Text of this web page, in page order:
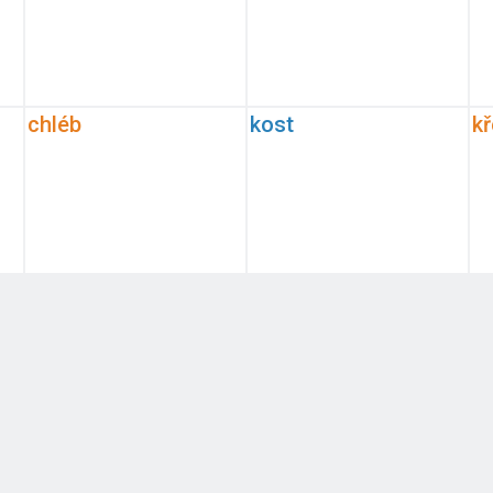
chléb kost